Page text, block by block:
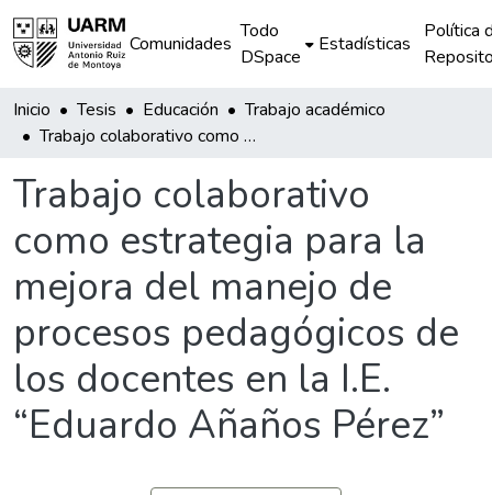
Comunidades
Todo
DSpace
Estadísticas
Política
Inicio Tesis Educación
Trabajo académico
Trabajo colaborativo como estrategia para la mejora del manejo de procesos pedagógicos de los docentes en la I.E. “Eduardo Añaños Pérez”
Trabajo colaborativo
como estrategia para la
mejora del manejo de
procesos pedagógicos de
los docentes en la I.E.
“Eduardo Añaños Pérez”